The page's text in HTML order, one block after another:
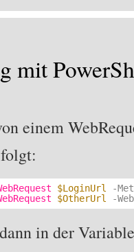
mit
einem
$LoginUrl
-
$OtherUrl -
in der